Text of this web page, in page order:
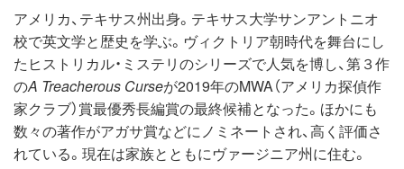
アメリカ、テキサス州出身。テキサス大学サンアントニオ
校で英文学と歴史を学ぶ。ヴィクトリア朝時代を舞台にし
たヒストリカル・ミステリのシリーズで人気を博し、第３作
のA Treacherous Curseが2019年のMWA（アメリカ探偵作
家クラブ）賞最優秀長編賞の最終候補となった。ほかにも
数々の著作がアガサ賞などにノミネートされ、高く評価さ
れている。現在は家族とともにヴァージニア州に住む。